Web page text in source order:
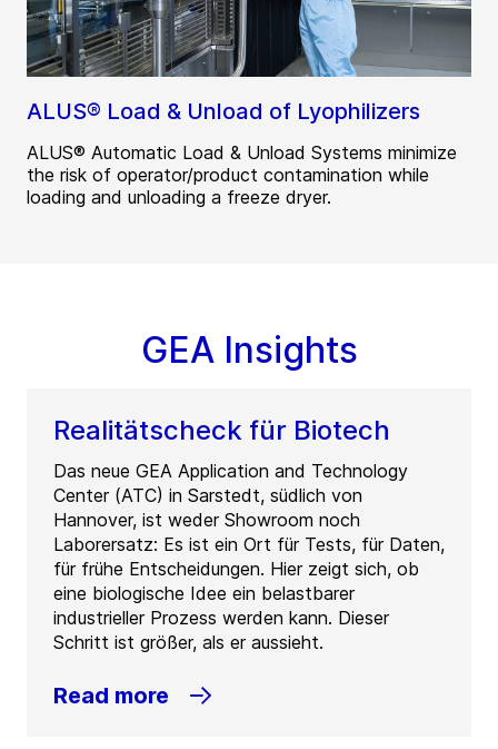
ALUS® Load & Unload of Lyophilizers
ALUS® Automatic Load & Unload Systems minimize
the risk of operator/product contamination while
loading and unloading a freeze dryer.
GEA Insights
Realitätscheck für Biotech
Das neue GEA Application and Technology
Center (ATC) in Sarstedt, südlich von
Hannover, ist weder Showroom noch
Laborersatz: Es ist ein Ort für Tests, für Daten,
für frühe Entscheidungen. Hier zeigt sich, ob
eine biologische Idee ein belastbarer
industrieller Prozess werden kann. Dieser
Schritt ist größer, als er aussieht.
Read more